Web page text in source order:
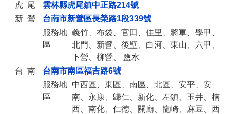
虎 尾
雲林縣虎尾鎮中正路214號
新 營
台南市新營區長榮路1段339號
服務地
區
義竹、布袋、官田、佳里、將軍、學甲、
北門、新營、後壁、白河、東山、六甲、
下營、柳營、 鹽水
台 南
台南市南區福吉路6號
服務地
區
中西區、東區、南區、北區、安平、安
南、永康、歸仁、新化、左鎮、玉井、楠
西、南化、仁德、關廟、龍崎、麻豆、西